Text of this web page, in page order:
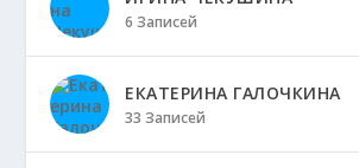
6 Записей
ЕКАТЕРИНА ГАЛОЧКИНА
33 Записей